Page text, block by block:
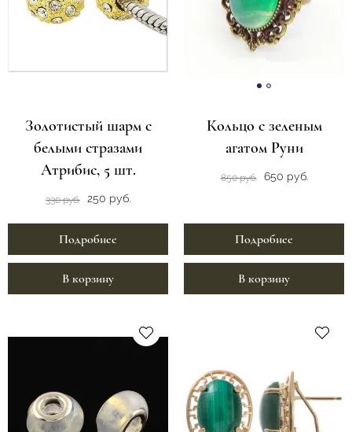
Золотистый шарм с
белыми стразами
Атрибис, 5 шт.
330 руб. 250 руб.
Подробнее
В корзину
Кольцо с зеленым
агатом Руни
850 руб. 650 руб.
Подробнее
В корзину